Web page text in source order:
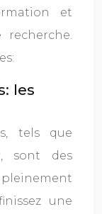
et
recherche.
les
tels que
sont des
une